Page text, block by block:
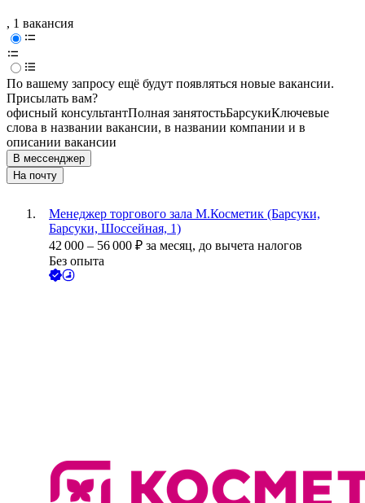
, 1 вакансия
По вашему запросу ещё будут появляться новые вакансии.
Присылать вам?
офисный консультантПолная занятостьБарсукиКлючевые
слова в названии вакансии, в названии компании и в
описании вакансии
В мессенджер
На почту
Менеджер торгового зала М.Косметик (Барсуки,
Барсуки, Шоссейная, 1)
42 000 – 56 000 ₽ за месяц, до вычета налогов
Без опыта